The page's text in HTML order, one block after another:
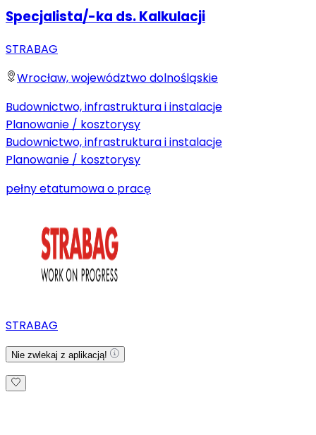
Specjalista/-ka ds. Kalkulacji
STRABAG
Wrocław, województwo dolnośląskie
Budownictwo, infrastruktura i instalacje
Planowanie / kosztorysy
Budownictwo, infrastruktura i instalacje
Planowanie / kosztorysy
pełny etatumowa o pracę
STRABAG
Nie zwlekaj z aplikacją!